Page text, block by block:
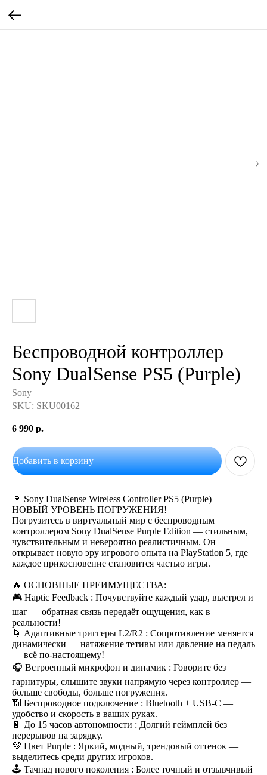
Беспроводной контроллер
Sony DualSense PS5 (Purple)
Sony
SKU: SKU00162
6 990 р.
Добавить в корзину
🍷 Sony DualSense Wireless Controller PS5 (Purple) —
НОВЫЙ УРОВЕНЬ ПОГРУЖЕНИЯ!
Погрузитесь в виртуальный мир с беспроводным
контроллером Sony DualSense Purple Edition — стильным,
чувствительным и невероятно реалистичным. Он
открывает новую эру игрового опыта на PlayStation 5, где
каждое прикосновение становится частью игры.
🔥 ОСНОВНЫЕ ПРЕИМУЩЕСТВА:
🎮 Haptic Feedback : Почувствуйте каждый удар, выстрел и
шаг — обратная связь передаёт ощущения, как в
реальности!
🌀 Адаптивные триггеры L2/R2 : Сопротивление меняется
динамически — натяжение тетивы или давление на педаль
— всё по-настоящему!
🎧 Встроенный микрофон и динамик : Говорите без
гарнитуры, слышите звуки напрямую через контроллер —
больше свободы, больше погружения.
📶 Беспроводное подключение : Bluetooth + USB-C —
удобство и скорость в ваших руках.
🔋 До 15 часов автономности : Долгий геймплей без
перерывов на зарядку.
💜 Цвет Purple : Яркий, модный, трендовый оттенок —
выделитесь среди других игроков.
🕹 Тачпад нового поколения : Более точный и отзывчивый